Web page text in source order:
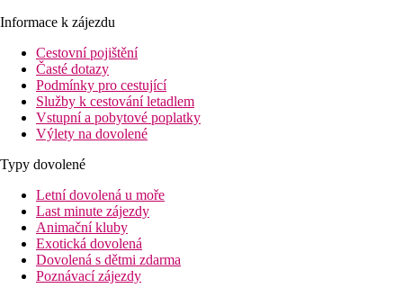
Informace k zájezdu
Cestovní pojištění
Časté dotazy
Podmínky pro cestující
Služby k cestování letadlem
Vstupní a pobytové poplatky
Výlety na dovolené
Typy dovolené
Letní dovolená u moře
Last minute zájezdy
Animační kluby
Exotická dovolená
Dovolená s dětmi zdarma
Poznávací zájezdy